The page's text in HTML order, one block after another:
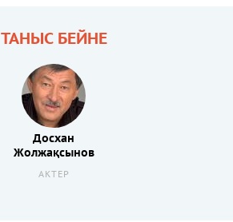
ТАНЫС БЕЙНЕ
Досхан
Жолжақсынов
АКТЕР